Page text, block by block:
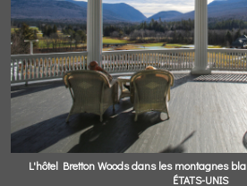
L'hôtel Bretton Woods dans les montagnes
ÉTATS-UNIS